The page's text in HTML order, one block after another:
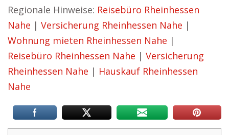
Regionale Hinweise: Reisebüro Rheinhessen
Nahe | Versicherung Rheinhessen Nahe |
Wohnung mieten Rheinhessen Nahe |
Reisebüro Rheinhessen Nahe | Versicherung
Rheinhessen Nahe | Hauskauf Rheinhessen
Nahe